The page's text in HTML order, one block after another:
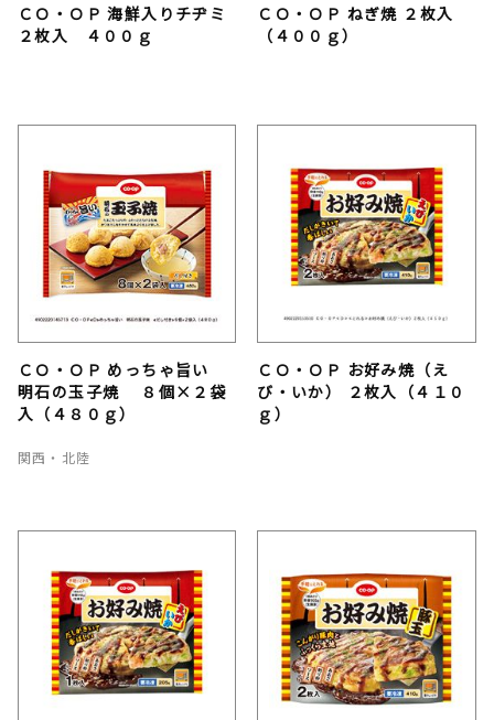
ＣＯ・ＯＰ 海鮮入りチヂミ
２枚入 ４００ｇ
ＣＯ・ＯＰ ねぎ焼 ２枚入
（４００ｇ）
ＣＯ・ＯＰ めっちゃ旨い
明石の玉子焼 ８個×２袋
入（４８０ｇ）
関西・北陸
ＣＯ・ＯＰ お好み焼（え
び・いか） ２枚入（４１０
ｇ）